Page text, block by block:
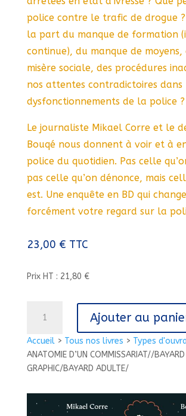
Accueil> Tous nos livres > Types
ANATOMIE D’UN COMMISSARIAT//BAYARD
GRAPHIC/BAYARD ADULTE/
police contre le trafic de drogue
la part du manque de formation
continue), du manque de moyens,
misère sociale, des procédures
nos attentes contradictoires dans
dysfonctionnements de la police ?
Le journaliste Mikael Corre et le
Bouqé nous donnent à voir et à
police du quotidien. Pas celle
pas celle qu’on dénonce, mais
est. Une enquête en BD qui
forcément votre regard sur la
23,00 € TTC
Prix HT : 21,80 €
ANATOMIE
D'UN
COMMISSARIAT//BAYARD
Ajouter au